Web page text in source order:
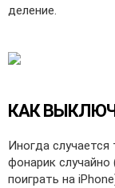
деление.
КАК
Иногда
фонарик
поиграть на